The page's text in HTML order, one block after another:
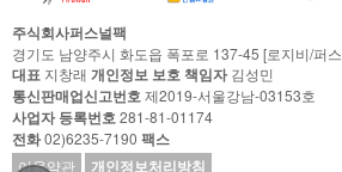
주식회사퍼스널팩
경기도 남양주시 화도읍 폭포로 137-45 [로지비/퍼
대표 지창래 개인정보 보호 책임자김성민
통신판매업신고번호제2019-서울강남-03153호
사업자 등록번호281-81-01174
전화02)6235-7190 팩스
이용약관 개인정보처리방침